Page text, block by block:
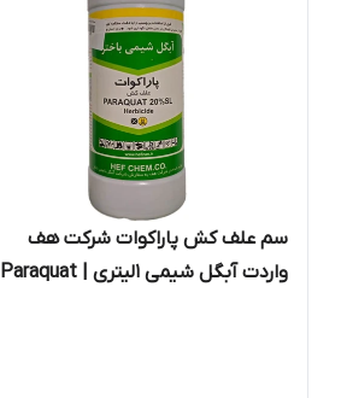
سم علف کش پاراکوات شرکت هف
واردت آبگل شیمی 1لیتری | Paraquat